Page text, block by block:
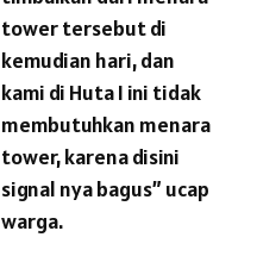
tower tersebut di
kemudian hari, dan
kami di Huta I ini tidak
membutuhkan menara
tower, karena disini
signal nya bagus” ucap
warga.